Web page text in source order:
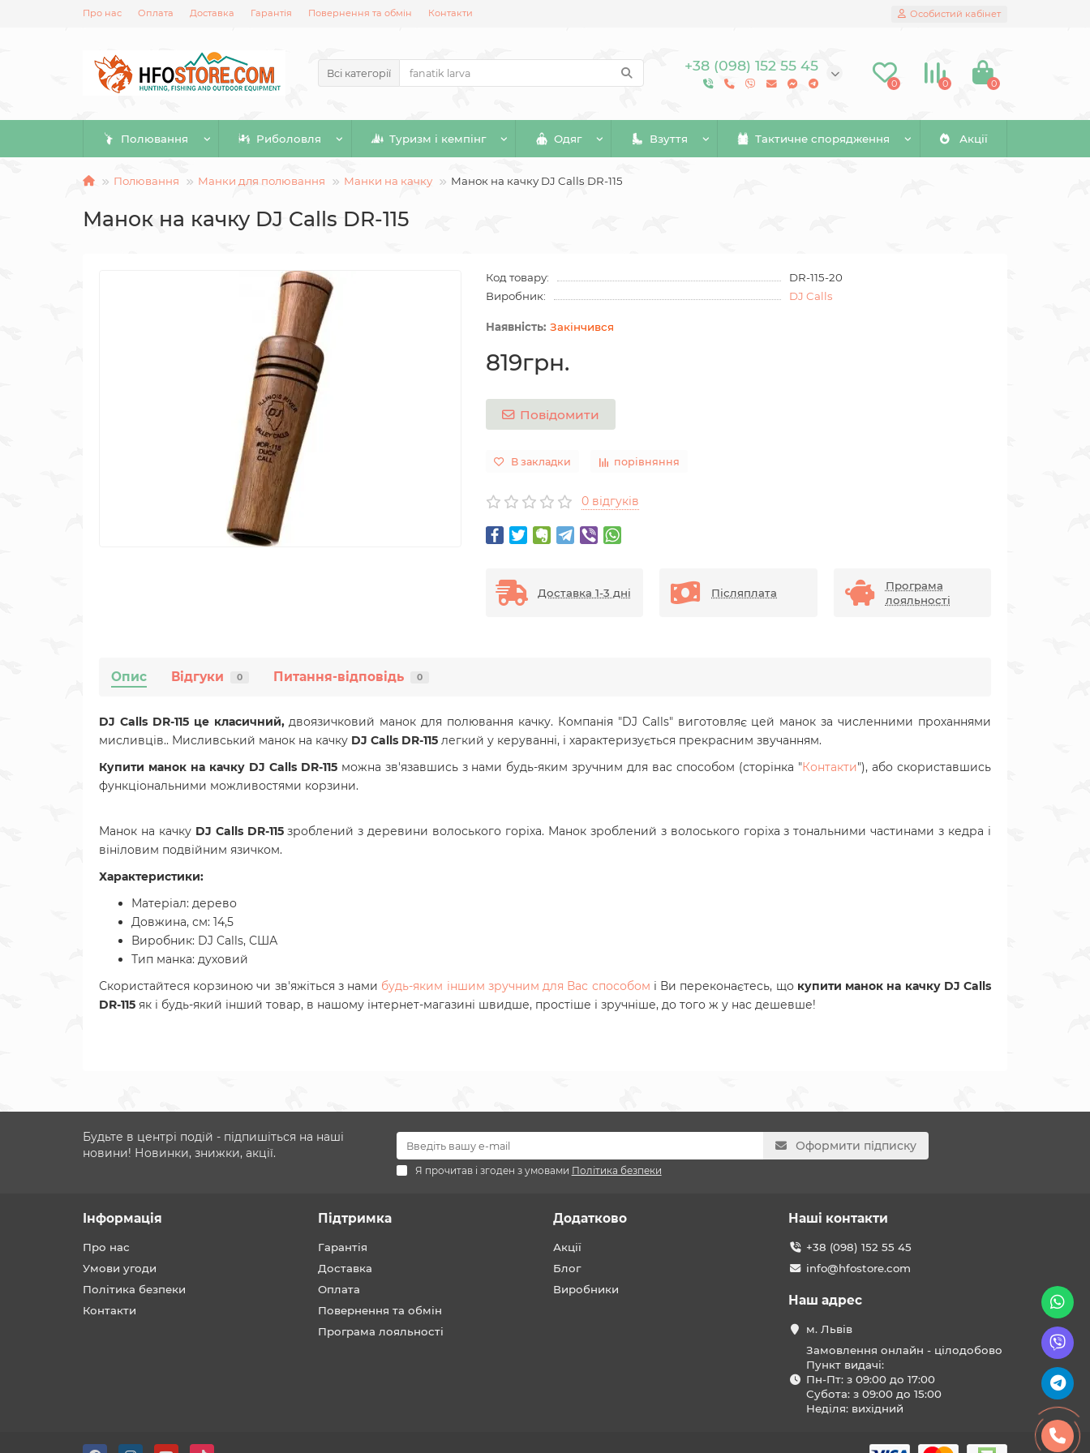
Про нас Оплата Доставка Гарантія Повернення та обмін Контакти Особистий кабінет
Всі категорії +38 (098) 152 55 45
0 0 0
Полювання Риболовля Туризм і кемпінг Одяг Взуття Тактичне спорядження Акції
Полювання Манки для полювання Манки на качку Манок на качку DJ Calls DR-115
Манок на качку DJ Calls DR-115
Код товару:
DR-115-20
Виробник:
DJ Calls
Закінчився
819грн.
Повідомити
В закладки порівняння
0 відгуків
Доставка 1-3 дні Післяплата
Програма
лояльності
Опис Відгуки 0 Питання-відповідь 0
DJ Calls DR-115це класичний,двоязичковий манок для полювання качку. Компанія "DJ Calls" виготовляє цей манок за численними проханнями
мисливців.. Мисливський манок на качку DJ Calls DR-115 легкий у керуванні, і характеризується прекрасним звучанням.
Купити манок на качку DJ Calls DR-115 можна зв'язавшись з нами будь-яким зручним для вас способом (сторінка "Контакти"), або скориставшись
функціональними можливостями корзини.
Манок на качку DJ Calls DR-115 зроблений з деревини волоського горіха. Манок зроблений з волоського горіха з тональними частинами з кедра і
вініловим подвійним язичком.
Характеристики:
Матеріал: дерево
Довжина, см: 14,5
Виробник: DJ Calls, США
Тип манка: духовий
Скористайтеся корзиною чи зв'яжіться з нами будь-яким іншим зручним для Вас способом і Ви переконаєтесь, що купити манок на качку DJ Calls
DR-115 як і будь-який інший товар, в нашому інтернет-магазині швидше, простіше і зручніше, до того ж у нас дешевше!
Будьте в центрі подій - підпишіться на наші
новини! Новинки, знижки, акції.
Оформити підписку
Я прочитав і згоден з умовами Політика безпеки
Інформація
Про нас
Умови угоди
Політика безпеки
Контакти
Підтримка
Гарантія
Доставка
Оплата
Повернення та обмін
Програма лояльності
Додатково
Акції
Блог
Виробники
Наші контакти
+38 (098) 152 55 45
info@hfostore.com
Наш адрес
м. Львів
Замовлення онлайн - цілодобово
Пункт видачі:
Пн-Пт: з 09:00 до 17:00
Субота: з 09:00 до 15:00
Неділя: вихідний